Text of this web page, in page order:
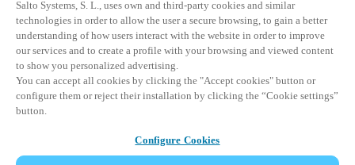
Salto Systems, S. L., uses own and third-party cookies and similar
technologies in order to allow the user a secure browsing, to gain a better
understanding of how users interact with the website in order to improve
our services and to create a profile with your browsing and viewed content
to show you personalized advertising.
You can accept all cookies by clicking the "Accept cookies" button or
configure them or reject their installation by clicking the “Cookie settings”
button.
Configure Cookies